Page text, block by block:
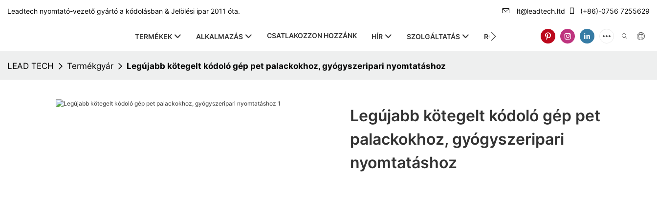
Leadtech nyomtató-vezető gyártó a kódolásban & Jelölési ipar 2011 óta. lt@leadtech.ltd (+86)-0756 7255629
TERMÉKEK ALKALMAZÁS CSATLAKOZZON HOZZÁNK HÍR SZOLGÁLTATÁS RÓLUNK
LEAD TECH Termékgyár Legújabb kötegelt kódoló gép pet palackokhoz, gyógyszeripari nyomtatáshoz
Legújabb kötegelt kódoló gép pet
palackokhoz, gyógyszeripari
nyomtatáshoz